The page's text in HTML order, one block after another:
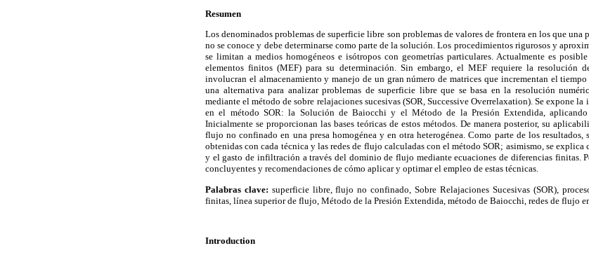
Resumen
Los denominados problemas de superficie libre son problemas de valores de frontera en los que
no se conoce y debe determinarse como parte de la solución. Los procedimientos rigurosos y
se limitan a medios homogéneos e isótropos con geometrías particulares. Actualmente es
elementos finitos (MEF) para su determinación. Sin embargo, el MEF requiere la resolución
involucran el almacenamiento y manejo de un gran número de matrices que incrementan el
una alternativa para analizar problemas de superficie libre que se basa en la resolución
mediante el método de sobre relajaciones sucesivas (SOR, Successive Overrelaxation). Se expone
en el método SOR: la Solución de Baiocchi y el Método de la Presión Extendida, aplicando
Inicialmente se proporcionan las bases teóricas de estos métodos. De manera posterior, su
flujo no confinado en una presa homogénea y en otra heterogénea. Como parte de los resultados,
obtenidas con cada técnica y las redes de flujo calculadas con el método SOR; asimismo, se
y el gasto de infiltración a través del dominio de flujo mediante ecuaciones de diferencias finitas.
concluyentes y recomendaciones de cómo aplicar y optimar el empleo de estas técnicas.
Palabras clave: superficie libre, flujo no confinado, Sobre Relajaciones Sucesivas (SOR),
finitas, línea superior de flujo, Método de la Presión Extendida, método de Baiocchi, redes de flujo en
Introduction